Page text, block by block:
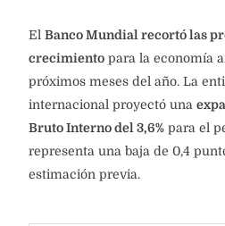
El Banco Mundial recortó las
crecimiento para la economía
próximos meses del año. La
internacional proyectó una
Bruto Interno del 3,6% para el
representa una baja de 0,4
estimación previa.